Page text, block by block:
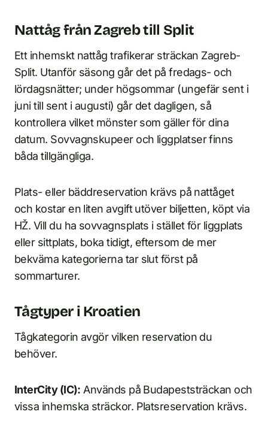
Nattåg från Zagreb till Split
Ett inhemskt nattåg trafikerar sträckan Zagreb-
Split. Utanför säsong går det på fredags- och
lördagsnätter; under högsommar (ungefär sent i
juni till sent i augusti) går det dagligen, så
kontrollera vilket mönster som gäller för dina
datum. Sovvagnskupeer och liggplatser finns
båda tillgängliga.
Plats- eller bäddreservation krävs på nattåget
och kostar en liten avgift utöver biljetten, köpt via
HŽ. Vill du ha sovvagnsplats i stället för liggplats
eller sittplats, boka tidigt, eftersom de mer
bekväma kategorierna tar slut först på
sommarturer.
Tågtyper i Kroatien
Tågkategorin avgör vilken reservation du
behöver.
InterCity (IC): Används på Budapeststräckan och
vissa inhemska sträckor. Platsreservation krävs.